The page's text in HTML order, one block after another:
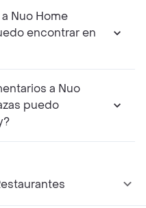
Nuo Home
encontrar en
a Nuo
puedo